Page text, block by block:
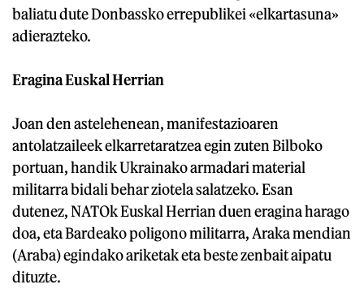
baliatu dute Donbassko errepublikei «elkartasuna»
adierazteko.
Eragina Euskal Herrian
Joan den astelehenean, manifestazioaren
antolatzaileek elkarretaratzea egin zuten Bilboko
portuan, handik Ukrainako armadari material
militarra bidali behar ziotela salatzeko. Esan
dutenez, NATOk Euskal Herrian duen eragina harago
doa, eta Bardeako poligono militarra, Araka mendian
(Araba) egindako ariketak eta beste zenbait aipatu
dituzte.